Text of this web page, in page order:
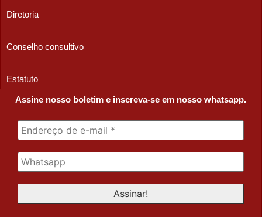
Diretoria
Conselho consultivo
Estatuto
Assine nosso boletim e inscreva-se em nosso whatsapp.